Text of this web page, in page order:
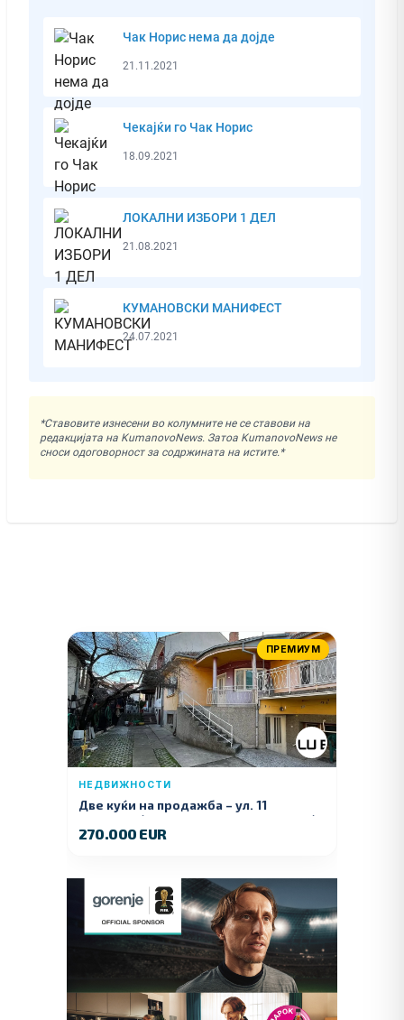
Чак Норис нема да дојде
21.11.2021
Чекајќи го Чак Норис
18.09.2021
ЛОКАЛНИ ИЗБОРИ 1 ДЕЛ
21.08.2021
КУМАНОВСКИ МАНИФЕСТ
24.07.2021
*Ставовите изнесени во колумните не се ставови на
редакцијата на KumanovoNews. Затоа KumanovoNews не
сноси одоговорност за содржината на истите.*
ПРЕМИУМ
НЕДВИЖНОСТИ
Две куќи на продажба – ул. 11
Ноември (Наспроти Селман Туризам)
270.000 EUR